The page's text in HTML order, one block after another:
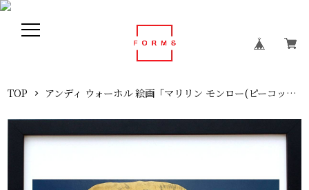
TOP アンディ ウォーホル 絵画「マリリン モンロー(ピーコック)1967」展示用フック付ポスター ポップアート Andy Warhol